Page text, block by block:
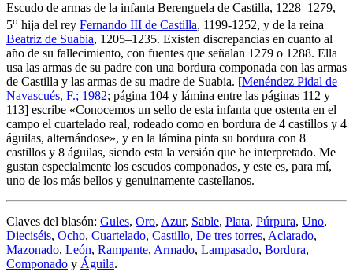
Escudo de armas de la infanta Berenguela de Castilla, 1228–1279,
5o hija del rey Fernando III de Castilla, 1199-1252, y de la reina
Beatriz de Suabia, 1205–1235. Existen discrepancias en cuanto al
año de su fallecimiento, con fuentes que señalan 1279 o 1288. Ella
usa las armas de su padre con una bordura componada con las armas
de Castilla y las armas de su madre de Suabia. [Menéndez Pidal de
Navascués, F.; 1982; página 104 y lámina entre las páginas 112 y
113] escribe «Conocemos un sello de esta infanta que ostenta en el
campo el cuartelado real, rodeado como en bordura de 4 castillos y 4
águilas, alternándose», y en la lámina pinta su bordura con 8
castillos y 8 águilas, siendo esta la versión que he interpretado. Me
gustan especialmente los escudos componados, y este es, para mí,
uno de los más bellos y genuinamente castellanos.
Claves del blasón: Gules, Oro, Azur, Sable, Plata, Púrpura, Uno,
Dieciséis, Ocho, Cuartelado, Castillo, De tres torres, Aclarado,
Mazonado, León, Rampante, Armado, Lampasado, Bordura,
Componado y Águila.